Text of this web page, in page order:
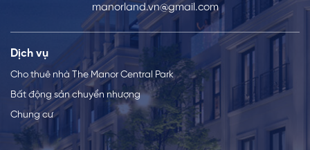
manorland.vn@gmail.com
Dịch vụ
Cho thuê nhà The Manor Central Park
Bất động sản chuyển nhượng
Chung cư